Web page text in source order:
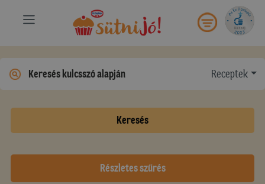
Receptek
Keresés
Részletes szűrés